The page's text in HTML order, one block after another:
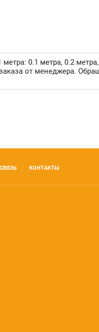
0.1 метра, 0.2
от менеджера.
КОНТАКТЫ